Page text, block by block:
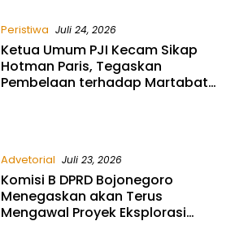
Peristiwa Juli 24, 2026
Ketua Umum PJI Kecam Sikap
Hotman Paris, Tegaskan
Pembelaan terhadap Martabat
Advetorial Juli 23, 2026
Komisi B DPRD Bojonegoro
Menegaskan akan Terus
Mengawal Proyek Eksplorasi